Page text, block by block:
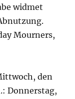
widmet
Mourners,
den
Donnerstag,